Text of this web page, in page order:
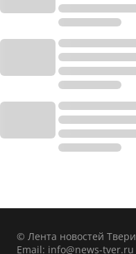
© Лента новостей Твери
Email: info@news-tver.ru